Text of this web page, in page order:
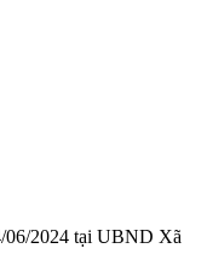
06/2024 tại UBND Xã